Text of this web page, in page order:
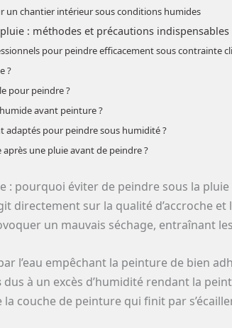
un chantier intérieur sous conditions humides
: méthodes et précautions indispensables
pour peindre efficacement sous contrainte
?
pour peindre ?
avant peinture ?
adaptés pour peindre sous humidité ?
une pluie avant de peindre ?
: pourquoi éviter de peindre sous la pluie
directement sur la qualité d’accroche
un mauvais séchage, entraînant
l’eau empêchant la peinture de bien
dus à un excès d’humidité rendant la
la couche de peinture qui finit par